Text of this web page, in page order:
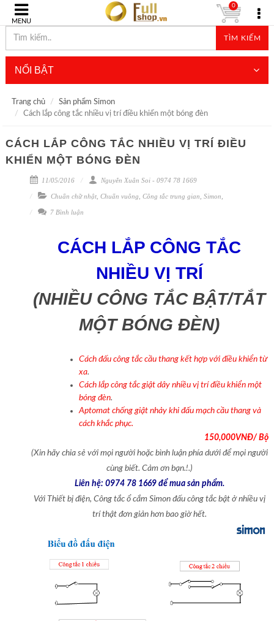
MENU
TÌM KIẾM
0
NỔI BẬT
Trang chủ
Sản phẩm Simon
Cách lắp công tắc nhiều vị trí điều khiển một bóng đèn
CÁCH LẮP CÔNG TẮC NHIỀU VỊ TRÍ ĐIỀU
KHIỂN MỘT BÓNG ĐÈN
11/05/2016 Nguyễn Xuân Soi - 0974 78 1669
Chuẩn chữ nhật, Chuẩn vuông Công tắc trung gian Simon
7 Bình luận
CÁCH LẮP CÔNG TẮC
NHIỀU VỊ TRÍ
(NHIỀU CÔNG TẮC BẬT/TẮT
MỘT BÓNG ĐÈN)
Cách đấu công tắc cầu thang kết hợp với điều khiển từ
xa.
Cách lắp công tắc giật dây nhiều vị trí điều khiển một
bóng đèn.
Aptomat chống giật nhảy khi đấu mạch cầu thang và
cách khắc phục.
150,000VNĐ/ Bộ
(Xin hãy chia sẻ với mọi người hoặc bình luận phía dưới để mọi người
cùng biết. Cảm ơn bạn.!.)
Liên hệ: 0974 78 1669 để mua sản phẩm.
Với Thiết bị điện, Công tắc ổ cắm Simon đấu công tắc bật ở nhiều vị
trí thật đơn giản hơn bao giờ hết.